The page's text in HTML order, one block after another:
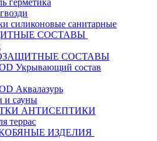
герметика
силиконовые санитарные
СОСТАВЫ
СОСТАВЫ
Укрывающий состав
Аквалазурь
и сауны
АНТИСЕПТИКИ
террас
ИЗДЕЛИЯ